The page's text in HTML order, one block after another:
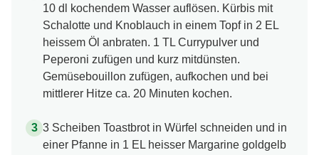
10 dl kochendem Wasser auflösen. Kürbis mit
Schalotte und Knoblauch in einem Topf in 2 EL
heissem Öl anbraten. 1 TL Currypulver und
Peperoni zufügen und kurz mitdünsten.
Gemüsebouillon zufügen, aufkochen und bei
mittlerer Hitze ca. 20 Minuten kochen.
3 Scheiben Toastbrot in Würfel schneiden und in
einer Pfanne in 1 EL heisser Margarine goldgelb